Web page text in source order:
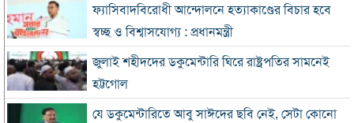
ফ্যাসিবাদবিরোধী আন্দোলনে হত্যাকাণ্ডের বিচার হবে
স্বচ্ছ ও বিশ্বাসযোগ্য : প্রধানমন্ত্রী
জুলাই শহীদদের ডকুমেন্টারি ঘিরে রাষ্ট্রপতির সামনেই
হট্টগোল
যে ডকুমেন্টারিতে আবু সাঈদের ছবি নেই, সেটা কোনো